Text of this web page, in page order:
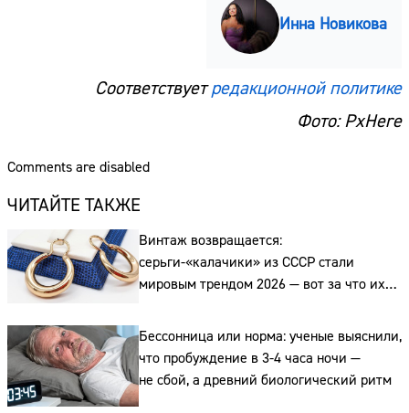
Инна Новикова
Соответствуетредакционной политике
Фото: PxHere
Comments are disabled
ЧИТАЙТЕ ТАКЖЕ
Винтаж возвращается:
серьги-«калачики» из СССР стали
мировым трендом 2026 — вот за что их
Бессонница или норма: ученые выяснили,
что пробуждение в 3-4 часа ночи —
не сбой, а древний биологический ритм